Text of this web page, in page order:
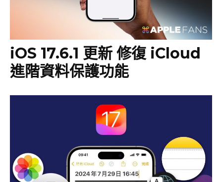
iOS 17.6.1 更新 修復 iCloud
進階資料保護功能